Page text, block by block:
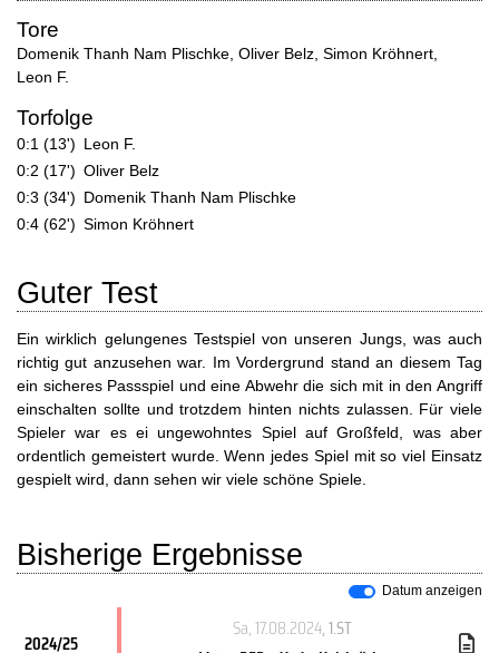
Tore
Domenik Thanh Nam Plischke Oliver Belz Simon Kröhnert
Leon F.
Torfolge
0:1 (13') Leon F.
0:2 (17') Oliver Belz
0:3 (34') Domenik Thanh Nam Plischke
0:4 (62') Simon Kröhnert
Guter Test
Ein wirklich gelungenes Testspiel von unseren Jungs, was auch
richtig gut anzusehen war. Im Vordergrund stand an diesem Tag
ein sicheres Passspiel und eine Abwehr die sich mit in den Angriff
einschalten sollte und trotzdem hinten nichts zulassen. Für viele
Spieler war es ei ungewohntes Spiel auf Großfeld, was aber
ordentlich gemeistert wurde. Wenn jedes Spiel mit so viel Einsatz
gespielt wird, dann sehen wir viele schöne Spiele.
Bisherige Ergebnisse
Datum anzeigen
2024/25
Sa, 17.08.2024, 1.ST